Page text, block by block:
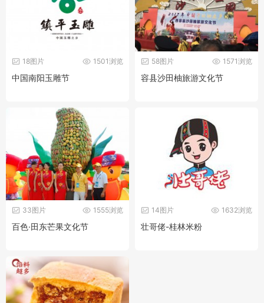
1501浏览
18图片
中国南阳玉雕节
1571浏览
58图片
容县沙田柚旅游文化节
1555浏览
33图片
百色·田东芒果文化节
1632浏览
14图片
壮哥佬-桂林米粉